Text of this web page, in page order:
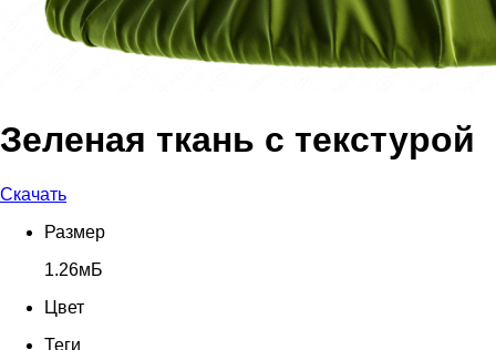
Зеленая ткань с текстурой
Скачать
Размер
1.26мБ
Цвет
Теги